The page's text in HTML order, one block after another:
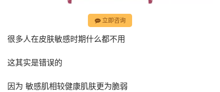
立即咨询
很多人在皮肤敏感时期什么都不用
这其实是错误的
因为 敏感肌相较健康肌肤更为脆弱